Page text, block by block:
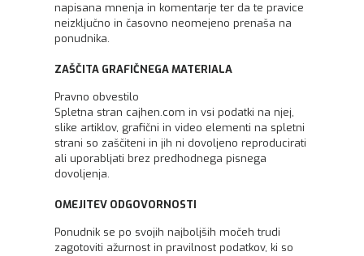
napisana mnenja in komentarje ter da te pravice
neizključno in časovno neomejeno prenaša na
ponudnika.
ZAŠČITA GRAFIČNEGA MATERIALA
Pravno obvestilo
Spletna stran cajhen.com in vsi podatki na njej,
slike artiklov, grafični in video elementi na spletni
strani so zaščiteni in jih ni dovoljeno reproducirati
ali uporabljati brez predhodnega pisnega
dovoljenja.
OMEJITEV ODGOVORNOSTI
Ponudnik se po svojih najboljših močeh trudi
zagotoviti ažurnost in pravilnost podatkov, ki so